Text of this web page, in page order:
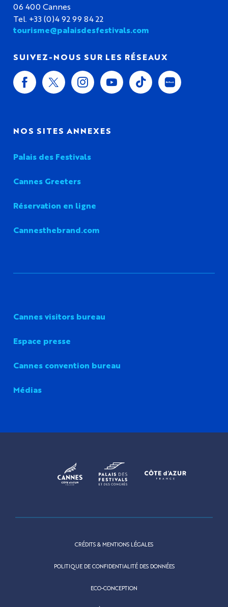
06 400 Cannes
Tel. +33 (0)4 92 99 84 22
tourisme@palaisdesfestivals.com
SUIVEZ-NOUS SUR LES RÉSEAUX
NOS SITES ANNEXES
Palais des Festivals
Cannes Greeters
Réservation en ligne
Cannesthebrand.com
Cannes visitors bureau
Espace presse
Cannes convention bureau
Médias
CRÉDITS & MENTIONS LÉGALES
POLITIQUE DE CONFIDENTIALITÉ DES DONNÉES
ECO-CONCEPTION